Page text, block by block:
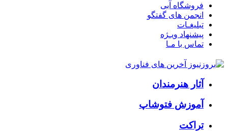
فروشگاه آبی
انجمن های گفتگو
تبلیغـات
پیشنهاد ویـژه
تماس با مـا
آثار هنرمندان
آموزش فتوشاپ
تراکت